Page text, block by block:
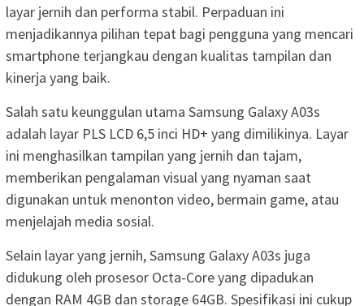
layar jernih dan performa stabil. Perpaduan ini
menjadikannya pilihan tepat bagi pengguna yang mencari
smartphone terjangkau dengan kualitas tampilan dan
kinerja yang baik.
Salah satu keunggulan utama Samsung Galaxy A03s
adalah layar PLS LCD 6,5 inci HD+ yang dimilikinya. Layar
ini menghasilkan tampilan yang jernih dan tajam,
memberikan pengalaman visual yang nyaman saat
digunakan untuk menonton video, bermain game, atau
menjelajah media sosial.
Selain layar yang jernih, Samsung Galaxy A03s juga
didukung oleh prosesor Octa-Core yang dipadukan
dengan RAM 4GB dan storage 64GB. Spesifikasi ini cukup